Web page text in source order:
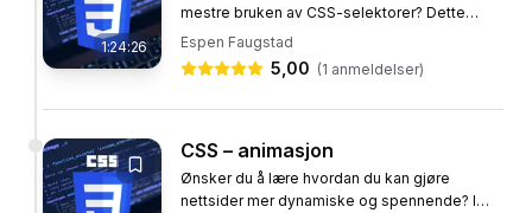
1:24:26
mestre bruken av CSS-selektorer? Dette
kurset gir deg en grundig innføring i hvordan
du effektivt kan bruke...
Espen Faugstad
5,00 (1 anmeldelser)
CSS – animasjon
Ønsker du å lære hvordan du kan gjøre
nettsider mer dynamiske og spennende? I